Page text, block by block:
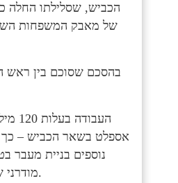
של מאבק המשפחות
בהסכם שסוכם בין ראש
נוספים בניית מעבר
מודרני שיותאם לכמות האוכלוסייה. מחסום מסוג מעבר חוצה שומרון עם כלל המתקנים הנדרשים.